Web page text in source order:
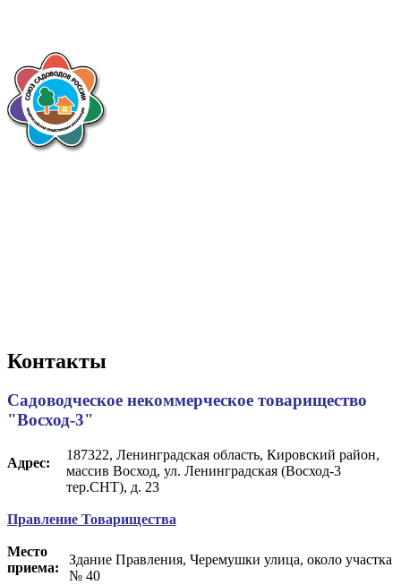
Контакты
Садоводческое некоммерческое товарищество
"Восход-3"
Адрес:
187322, Ленинградская область, Кировский район,
массив Восход, ул. Ленинградская (Восход-3
тер.СНТ), д. 23
Правление Товарищества
Место
приема:
Здание Правления, Черемушки улица, около участка
№ 40